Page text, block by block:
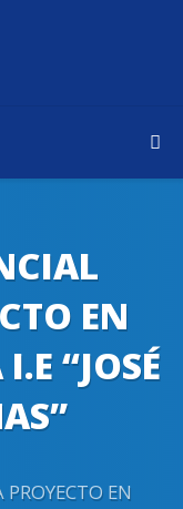
EN
“JOSÉ
EN